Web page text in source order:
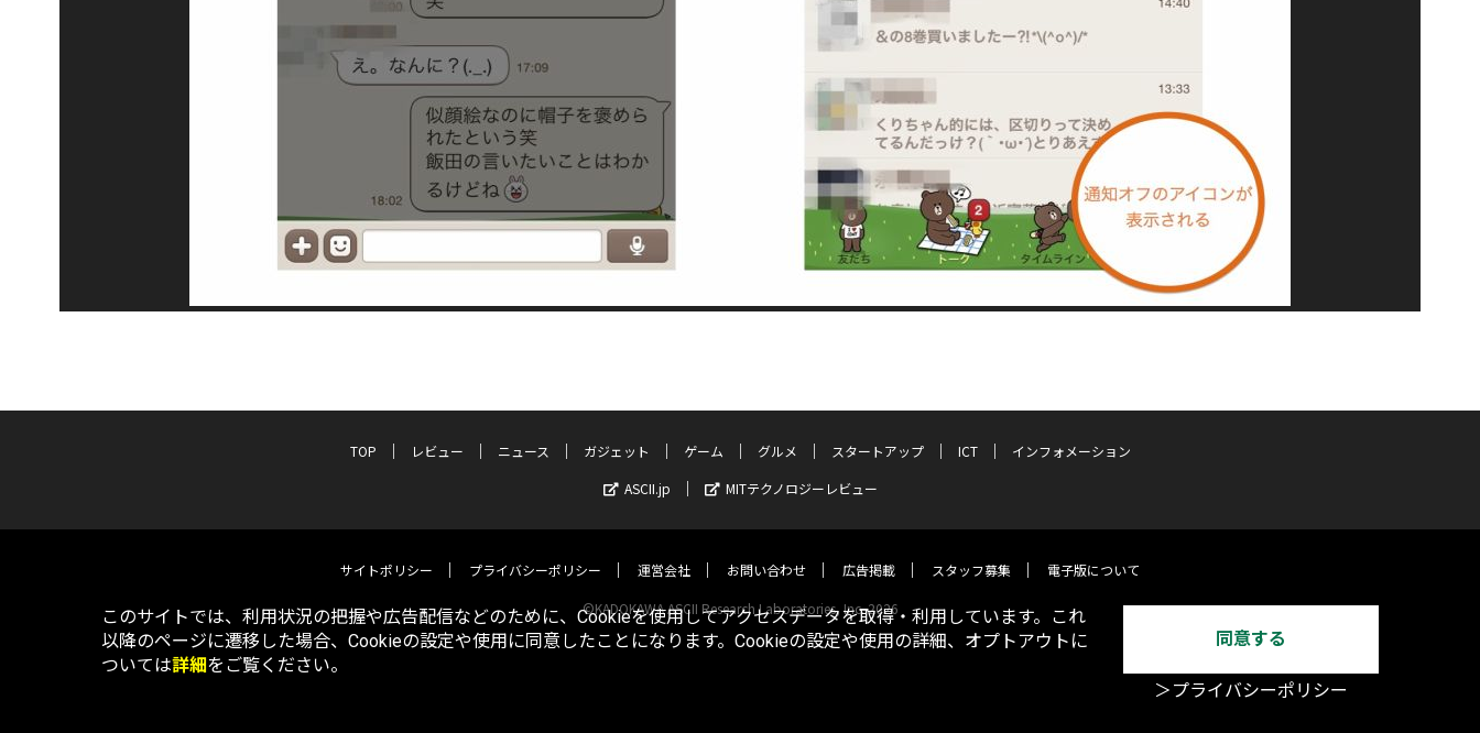
TOP レビュー ニュース ガジェット ゲーム グルメ スタートアップ ICT
インフォメーション
ASCII.jp
MITテクノロジーレビュー
サイトポリシー プライバシーポリシー 運営会社 お問い合わせ 広告掲載 スタッフ募集 電子版について
©KADOKAWA ASCII Research Laboratories, Inc. 2026
このサイトでは、利用状況の把握や広告配信などのために、Cookieを使用してアクセスデータを取得・利用しています。これ
以降のページに遷移した場合、Cookieの設定や使用に同意したことになります。Cookieの設定や使用の詳細、オプトアウトに
ついては詳細をご覧ください。
同意する
＞プライバシーポリシー